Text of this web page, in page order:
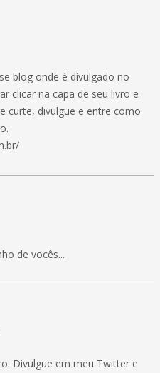
blog onde é divulgado no
clicar na capa de seu livro e
curte, divulgue e entre como
de vocês...
Divulgue em meu Twitter e